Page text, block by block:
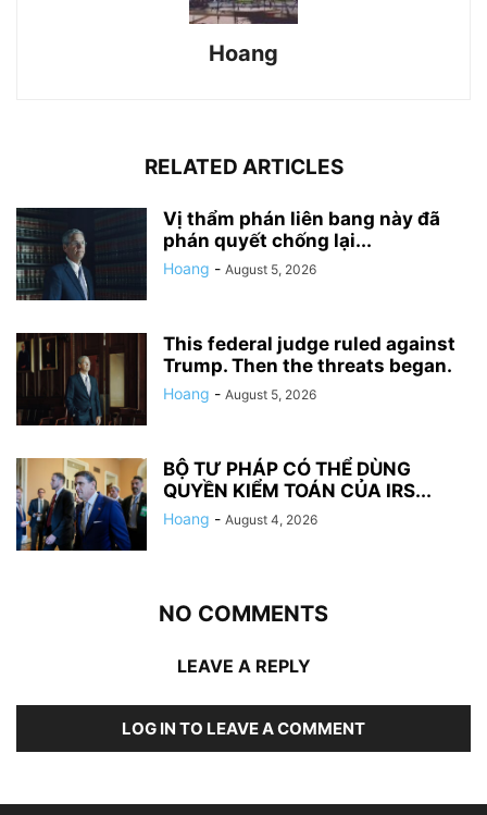
Hoang
RELATED ARTICLES
Vị thẩm phán liên bang này đã
phán quyết chống lại...
Hoang - August 5, 2026
This federal judge ruled against
Trump. Then the threats began.
Hoang - August 5, 2026
BỘ TƯ PHÁP CÓ THỂ DÙNG
QUYỀN KIỂM TOÁN CỦA IRS...
Hoang - August 4, 2026
NO COMMENTS
LEAVE A REPLY
LOG IN TO LEAVE A COMMENT